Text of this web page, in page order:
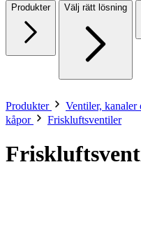
Produkter Välj rätt lösning
Produkter Ventiler,
kåpor
Friskluftsventiler